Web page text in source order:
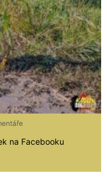
na Facebooku